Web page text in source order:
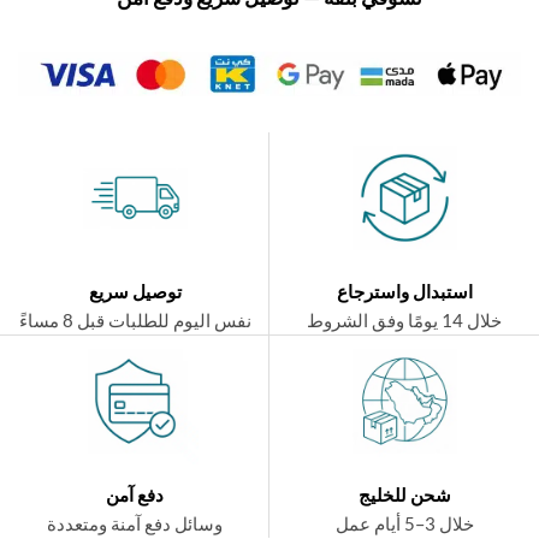
استبدال واسترجاع
توصيل سريع
نفس اليوم للطلبات قبل 8 مساءً
شحن للخليج
دفع آمن
وسائل دفع آمنة ومتعددة